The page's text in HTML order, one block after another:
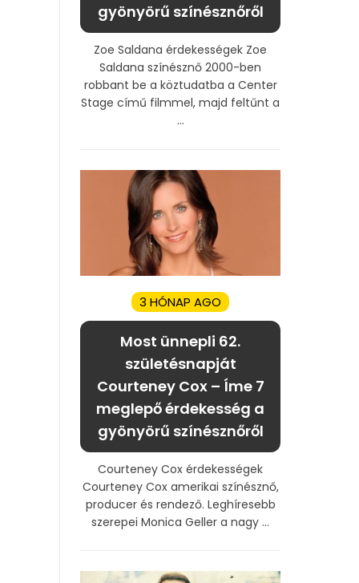
gyönyörű színésznőről
Zoe Saldana érdekességek Zoe
Saldana színésznő 2000-ben
robbant be a köztudatba a Center
Stage című filmmel, majd feltűnt a
...
3 HÓNAP AGO
Most ünnepli 62.
születésnapját
Courteney Cox – Íme 7
meglepő érdekesség a
gyönyörű színésznőről
Courteney Cox érdekességek
Courteney Cox amerikai színésznő,
producer és rendező. Leghíresebb
szerepei Monica Geller a nagy ...